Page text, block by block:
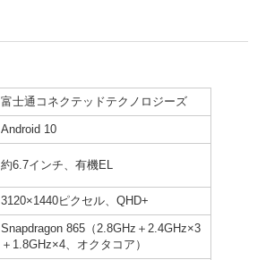
富士通コネクテッドテクノロジーズ
Android 10
約6.7インチ、有機EL
3120×1440ピクセル、QHD+
Snapdragon 865（2.8GHz＋2.4GHz×3
＋1.8GHz×4、オクタコア）